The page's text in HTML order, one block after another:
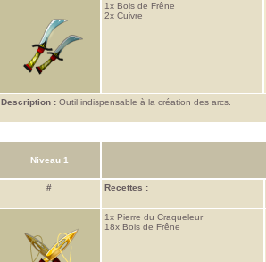
1x Bois de Frêne
2x Cuivre
Description : Outil indispensable à la création des arcs.
Niveau 1
# Recettes :
1x Pierre du Craqueleur
18x Bois de Frêne